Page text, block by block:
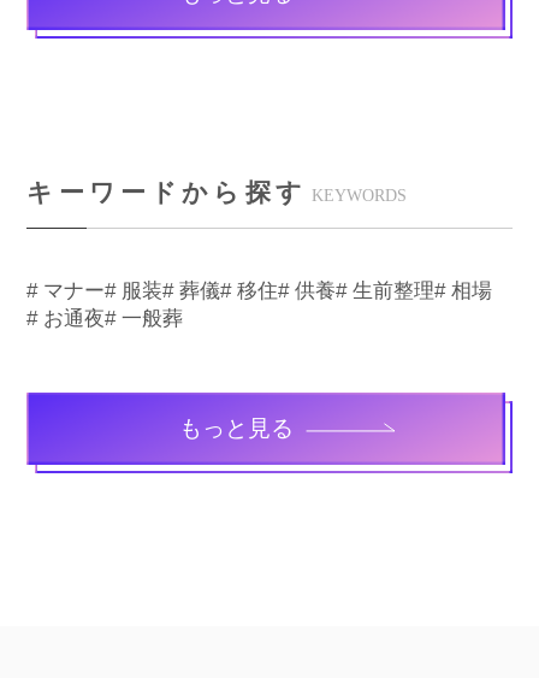
キーワードから探す KEYWORDS
# マナー# 服装# 葬儀# 移住# 供養# 生前整理# 相場
# お通夜# 一般葬
もっと見る